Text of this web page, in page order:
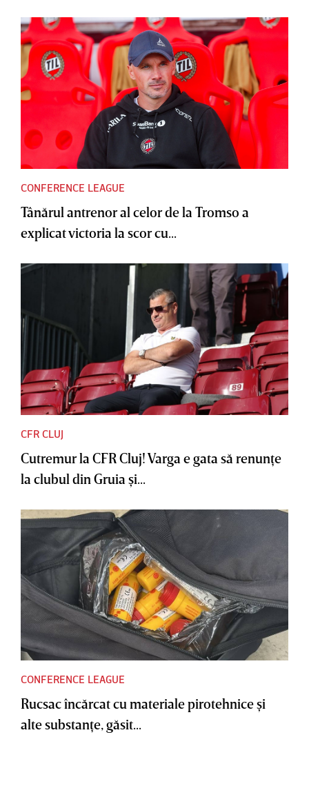
CONFERENCE LEAGUE
Tânărul antrenor al celor de la Tromso a
explicat victoria la scor cu...
CFR CLUJ
Cutremur la CFR Cluj! Varga e gata să renunţe
la clubul din Gruia şi...
CONFERENCE LEAGUE
Rucsac încărcat cu materiale pirotehnice şi
alte substanţe, găsit...